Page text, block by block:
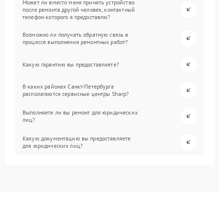
Может ли вместо меня принять устройство
после ремонта другой человек, контактный
телефон которого я предоставлю?
Возможно ли получать обратную связь в
процессе выполнения ремонтных работ?
Какую гарантию вы предоставляете?
В каких районах Санкт-Петербурга
располагаются сервисные центры Sharp?
Выполняете ли вы ремонт для юридических
лиц?
Какую документацию вы предоставляете
для юридических лиц?